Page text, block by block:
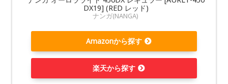
DX19] (RED レッド)
ナンガ(NANGA)
Amazonから探す
楽天から探す